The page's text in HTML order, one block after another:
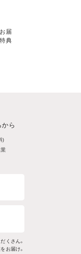
届
典
から
)
くさん。
お届け。